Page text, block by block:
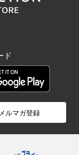
ド
メルマガ登録